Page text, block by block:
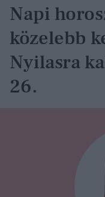
Napi
közelebb
Nyilasra
26.